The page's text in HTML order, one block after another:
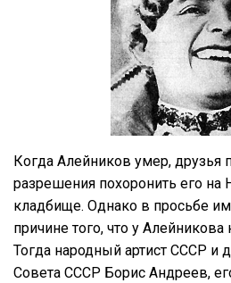
Когда Алейников умер, друзья
разрешения похоронить его
кладбище. Однако в просьбе
причине того, что у Алейникова
Тогда народный артист СССР и
Совета СССР Борис Андреев,